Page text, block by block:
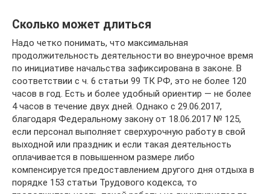
Сколько может длиться
Надо четко понимать, что максимальная
продолжительность деятельности во внеурочное время
по инициативе начальства зафиксирована в законе. В
соответствии с ч. 6 статьи 99 ТК РФ, это не более 120
часов в год. Есть и более удобный ориентир — не более
4 часов в течение двух дней. Однако с 29.06.2017,
благодаря Федеральному закону от 18.06.2017 № 125,
если персонал выполняет сверхурочную работу в свой
выходной или праздник и если такая деятельность
оплачивается в повышенном размере либо
компенсируется предоставлением другого дня отдыха в
порядке 153 статьи Трудового кодекса, то